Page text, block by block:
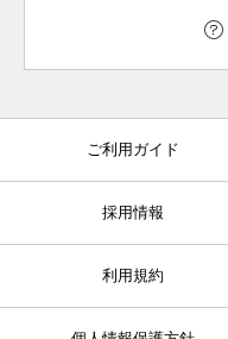
ご利用ガイド
採用情報
利用規約